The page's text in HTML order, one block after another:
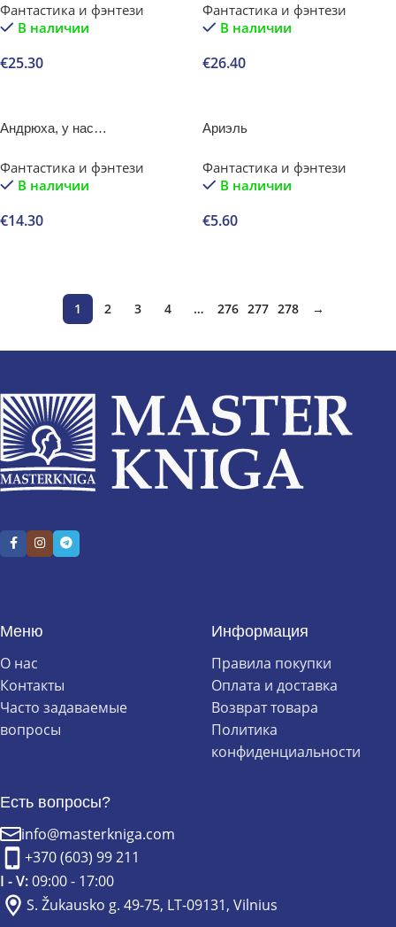
Фантастика и фэнтези
В наличии
€25.30
Фантастика и фэнтези
В наличии
€26.40
Андрюха, у нас…
Фантастика и фэнтези
В наличии
€14.30
Ариэль
Фантастика и фэнтези
В наличии
€5.60
1 2 3 4 … 276 277 278 →
Меню
О нас
Контакты
Часто задаваемые
вопросы
Информация
Правила покупки
Оплата и доставка
Возврат товара
Политика
конфиденциальности
Есть вопросы?
info@masterkniga.com
+370 (603) 99 211
I - V:09:00 - 17:00
S. Žukausko g. 49-75, LT-09131, Vilnius